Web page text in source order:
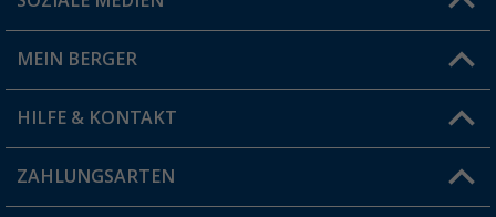
Du hast eine Frage?
Filiale finden
MEIN BERGER
Vorteilskarte
Blog
HILFE & KONTAKT
FAQ & Kontakt
ZAHLUNGSARTEN